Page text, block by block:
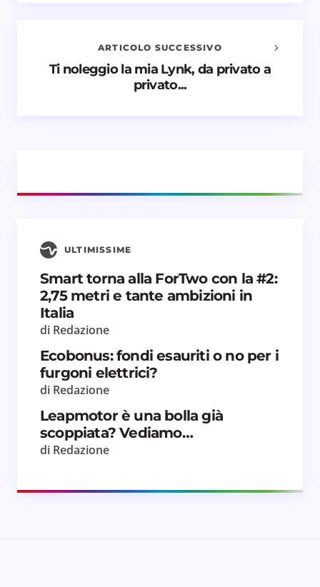
per il prossimo commento.
ARTICOLO SUCCESSIVO
Ti noleggio la mia Lynk, da privato a
privato...
ULTIMISSIME
Smart torna alla ForTwo con la #2:
2,75 metri e tante ambizioni in
Italia
di Redazione
Ecobonus: fondi esauriti o no per i
furgoni elettrici?
di Redazione
Leapmotor è una bolla già
scoppiata? Vediamo…
di Redazione